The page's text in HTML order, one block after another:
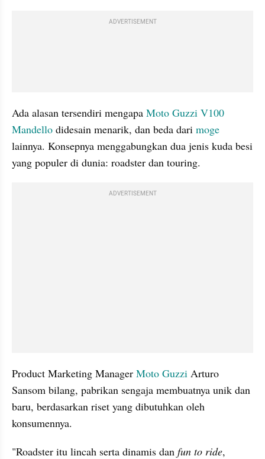
ADVERTISEMENT
Ada alasan tersendiri mengapa Moto Guzzi V100
Mandello didesain menarik, dan beda dari moge
lainnya. Konsepnya menggabungkan dua jenis kuda besi
yang populer di dunia: roadster dan touring.
ADVERTISEMENT
Product Marketing Manager Moto Guzzi Arturo
Sansom bilang, pabrikan sengaja membuatnya unik dan
baru, berdasarkan riset yang dibutuhkan oleh
konsumennya.
"Roadster itu lincah serta dinamis dan fun to ride,